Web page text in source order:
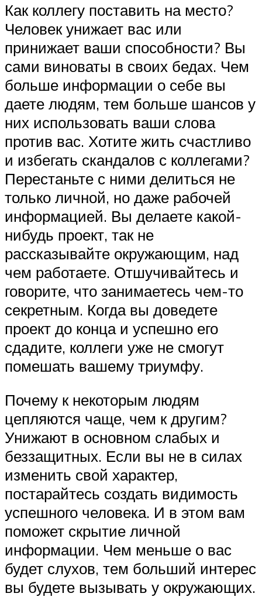
Как коллегу поставить на место?
Человек унижает вас или
принижает ваши способности? Вы
сами виноваты в своих бедах. Чем
больше информации о себе вы
даете людям, тем больше шансов у
них использовать ваши слова
против вас. Хотите жить счастливо
и избегать скандалов с коллегами?
Перестаньте с ними делиться не
только личной, но даже рабочей
информацией. Вы делаете какой-
нибудь проект, так не
рассказывайте окружающим, над
чем работаете. Отшучивайтесь и
говорите, что занимаетесь чем-то
секретным. Когда вы доведете
проект до конца и успешно его
сдадите, коллеги уже не смогут
помешать вашему триумфу.
Почему к некоторым людям
цепляются чаще, чем к другим?
Унижают в основном слабых и
беззащитных. Если вы не в силах
изменить свой характер,
постарайтесь создать видимость
успешного человека. И в этом вам
поможет скрытие личной
информации. Чем меньше о вас
будет слухов, тем больший интерес
вы будете вызывать у окружающих.